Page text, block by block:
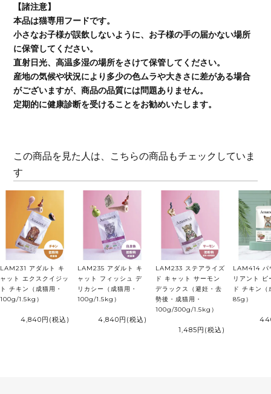
【諸注意】
本品は猫専用フードです。
小さなお子様が誤飲しないように、お子様の手の届かない場所
に保管してください。
直射日光、高温多湿の場所をさけて保管してください。
産地の気候や状況により多少の色ムラや大きさに差がある場合
がございますが、商品の品質には問題ありません。
定期的に健康診断を受けることをお勧めいたします。
この商品を見た人は、こちらの商品もチェックしていま
す
LAM231 アダルト キ
ャット エクスクイジッ
ト チキン（成猫用・
100g/1.5kg）
4,840円 (税込)
LAM235 アダルト キ
ャット フィッシュ デ
リカシー（成猫用・
100g/1.5kg）
4,840円 (税込)
LAM233 ステアライズ
ド キャット サーモン
デラックス（避妊・去
勢後・成猫用・
100g/300g/1.5kg）
1,485円 (税込)
LAM414 パ
リアント ビ
ド チキン（
85g）